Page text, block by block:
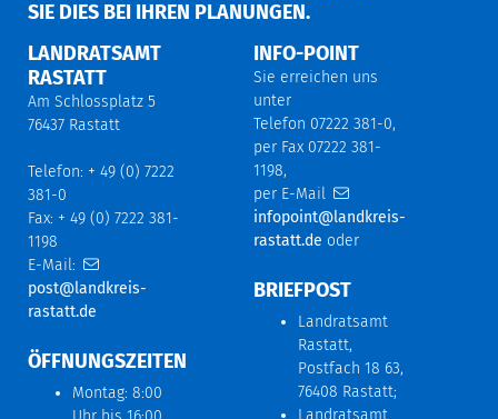
IE DIES BEI IHREN PLANUNGEN.
LANDRATSAMT
RASTATT
Am Schlossplatz 5
76437 Rastatt
Telefon: + 49 (0) 7222
381-0
Fax: + 49 (0) 7222 381-
1198
E-Mail:
post@landkreis-
rastatt.de
ÖFFNUNGSZEITEN
Montag: 8:00
INFO-POINT
Sie erreichen uns
unter
Telefon 07222 381-0,
per Fax 07222 381-
1198,
per E-Mail
infopoint@landkreis-
rastatt.de oder
BRIEFPOST
Landratsamt
Rastatt,
Postfach 18 63,
76408 Rastatt;
Landratsamt